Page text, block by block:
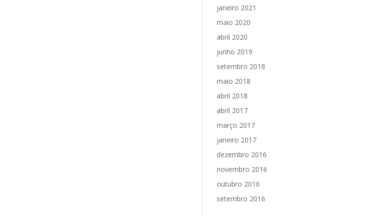
janeiro 2021
maio 2020
abril 2020
junho 2019
setembro 2018
maio 2018
abril 2018
abril 2017
março 2017
janeiro 2017
dezembro 2016
novembro 2016
outubro 2016
setembro 2016